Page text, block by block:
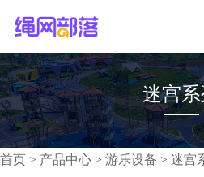
迷宫
首页 > 产品中心 > 游乐设备 > 迷宫